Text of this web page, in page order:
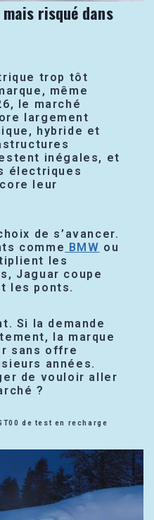
risqué dans
trop tôt
même
le marché
largement
hybride et
inégales, et
électriques
leur
de s’avancer.
comme BMW ou
les
Jaguar coupe
les ponts.
Si la demande
la marque
sans offre
années.
de vouloir aller
?
de test en recharge